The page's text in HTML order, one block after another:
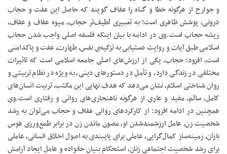
و جوارح از هرگونه خطا و گناه را عفاف گویند که حاصل این عفت و حجاب
درونی، پوشش ظاهری است؛ به تعبیری لطیف‌تر حجاب، میوه عفاف و عفاف،
ریشه حجاب است.وی در ادامه با بیان اینکه فلسفه اصلی واجب شدن حجاب
اسلامی طبق آیات و روایت دستیابی به تزکیه‌ی نفس، طهارت، عفت و پاکدامنی
است، افزود: حجاب، یکی از ارزش‌های اصلی جامعه اسلامی است که تاثیرات
مختلفی در زندگی دارد، و تأمل در دستورهای دینی، به ویژه در نظام تربیتی و
روان شناختی اسلام، نشان می‌دهد که هدف نهایی این مکتب، تربیت انسان‌های
کامل، سالم، مفید و عاری از هرگونه ناهنجاری‌های روانی و رفتاری است.وی
همچنین در ادامه افزود: از کارکردهای روانی عفاف و حجاب می‌توان به رشد
شخصیت زن، عامل ارزشمندشدن او، مصون ماندن زن در برابر طمع‌ورزی هوس
بازان، زمینه‌ساز کمال‌گرایی، عاملی برای پایبندی به اصول اخلاق انسانی، عاملی
برای رشد شخصیت اجتماعی زنان، استحکام بنیان خانواده و عامل ایجاد آرامش